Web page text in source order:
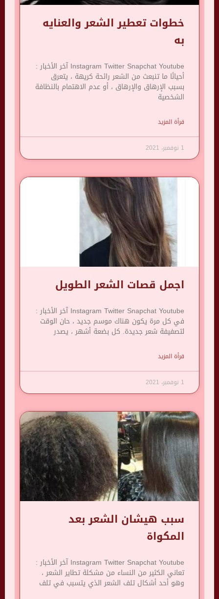
خطوات تعطير الشعر والعنايه
به
Instagram Twitter Snapchat Youtube آخر الأخبار :
أحيانًا ما تنبعث من الشعر رائحة كريهة ، يتعرق
بسبب الإرهاق والإرهاق ، أو عدم الاهتمام بالنظافة
الشخصية
قرأة المزيد
1 نوفمبر، 2021
اجمل قصات الشعر الطويل
Instagram Twitter Snapchat Youtube آخر الأخبار :
في كل مرة يكون هناك موسم جديد ، حان الوقت
لتصفيفة شعر جديدة. كل بضعة أشهر ، يصدر
قرأة المزيد
1 نوفمبر، 2021
سبب هيشان الشعر بعد
المكواة
Instagram Twitter Snapchat Youtube آخر الأخبار :
تعاني الكثير من النساء من مشكلة تطاير الشعر ،
وهو أحد أشكال تلف الشعر الذي يتسبب في تلف